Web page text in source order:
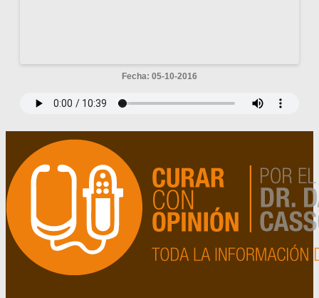
Fecha: 05-10-2016